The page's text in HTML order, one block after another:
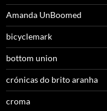
Amanda UnBoomed
bicyclemark
bottom union
crónicas do brito aranha
croma